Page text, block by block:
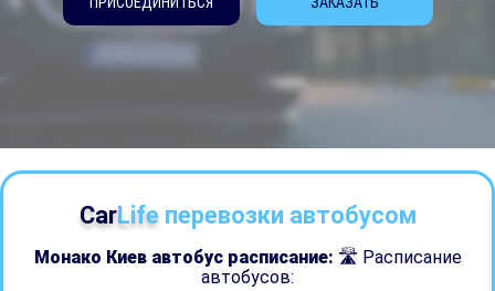
CarLifeперевозки автобусом
Монако Киев автобус расписание: 🛣 Расписание
автобусов: